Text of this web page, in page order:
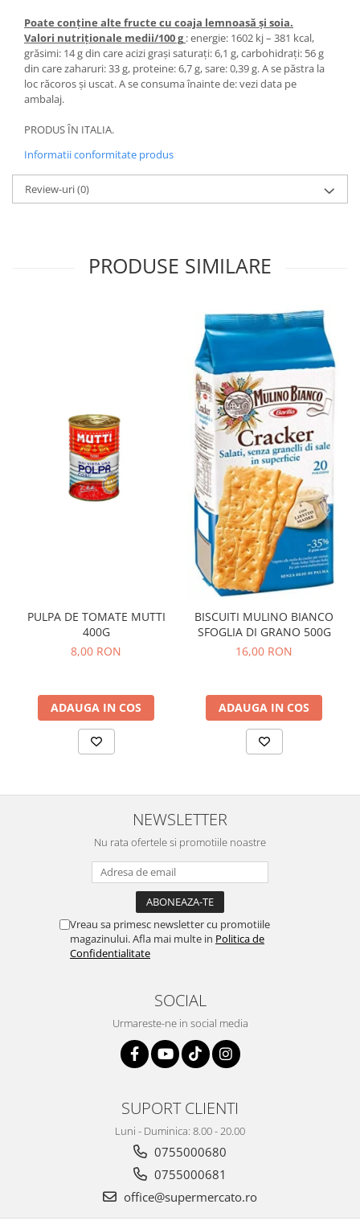
Poate conține alte fructe cu coaja lemnoasă și soia.
Valori nutriționale medii/100 g : energie: 1602 kj – 381 kcal,
grăsimi: 14 g din care acizi grași saturați: 6,1 g, carbohidrați: 56 g
din care zaharuri: 33 g, proteine: 6,7 g, sare: 0,39 g. A se păstra la
loc răcoros și uscat. A se consuma înainte de: vezi data pe
ambalaj.
PRODUS ÎN ITALIA.
Informatii conformitate produs
Review-uri(0)
PRODUSE SIMILARE
PULPA DE TOMATE MUTTI
400G
8,00 RON
ADAUGA IN COS
BISCUITI MULINO BIANCO
SFOGLIA DI GRANO 500G
16,00 RON
ADAUGA IN COS
NEWSLETTER
Nu rata ofertele si promotiile noastre
Vreau sa primesc newsletter cu promotiile
magazinului. Afla mai multe in Politica de
Confidentialitate
SOCIAL
Urmareste-ne in social media
SUPORT CLIENTI
Luni - Duminica: 8.00 - 20.00
0755000680
0755000681
office@supermercato.ro